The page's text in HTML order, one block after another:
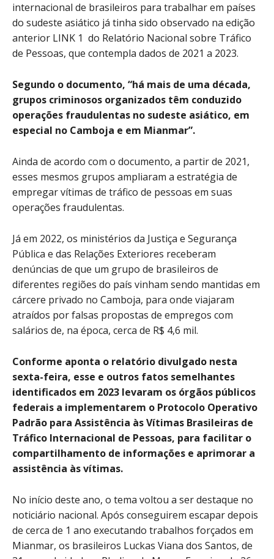
internacional de brasileiros para trabalhar em países
do sudeste asiático já tinha sido observado na edição
anterior LINK 1 do Relatório Nacional sobre Tráfico
de Pessoas, que contempla dados de 2021 a 2023.
Segundo o documento, “há mais de uma década,
grupos criminosos organizados têm conduzido
operações fraudulentas no sudeste asiático, em
especial no Camboja e em Mianmar”.
Ainda de acordo com o documento, a partir de 2021,
esses mesmos grupos ampliaram a estratégia de
empregar vítimas de tráfico de pessoas em suas
operações fraudulentas.
Já em 2022, os ministérios da Justiça e Segurança
Pública e das Relações Exteriores receberam
denúncias de que um grupo de brasileiros de
diferentes regiões do país vinham sendo mantidas em
cárcere privado no Camboja, para onde viajaram
atraídos por falsas propostas de empregos com
salários de, na época, cerca de R$ 4,6 mil.
Conforme aponta o relatório divulgado nesta
sexta-feira, esse e outros fatos semelhantes
identificados em 2023 levaram os órgãos públicos
federais a implementarem o Protocolo Operativo
Padrão para Assistência às Vítimas Brasileiras de
Tráfico Internacional de Pessoas, para facilitar o
compartilhamento de informações e aprimorar a
assistência às vítimas.
No início deste ano, o tema voltou a ser destaque no
noticiário nacional. Após conseguirem escapar depois
de cerca de 1 ano executando trabalhos forçados em
Mianmar, os brasileiros Luckas Viana dos Santos, de